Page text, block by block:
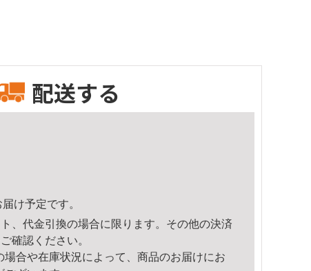
配送する
け予定です。
、代金引換の場合に限ります。その他の決済
確認ください。
合や在庫状況によって、商品のお届けにお